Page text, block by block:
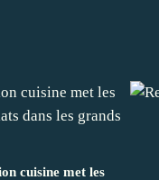
cuisine met les